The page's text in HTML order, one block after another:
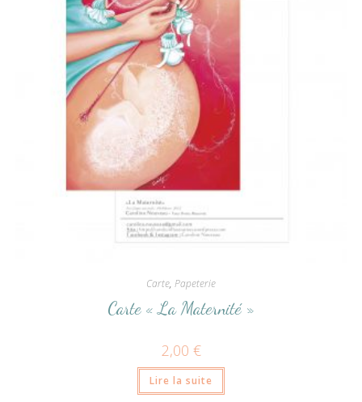
Carte, Papeterie
Carte « La Maternité »
2,00 €
Lire la suite